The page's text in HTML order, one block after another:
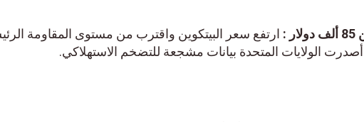
ارتفع سعر البيتكوين واقترب من مستوى المقاومة